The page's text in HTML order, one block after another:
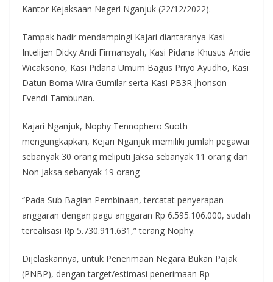
Kantor Kejaksaan Negeri Nganjuk (22/12/2022).
Tampak hadir mendampingi Kajari diantaranya Kasi
Intelijen Dicky Andi Firmansyah, Kasi Pidana Khusus Andie
Wicaksono, Kasi Pidana Umum Bagus Priyo Ayudho, Kasi
Datun Boma Wira Gumilar serta Kasi PB3R Jhonson
Evendi Tambunan.
Kajari Nganjuk, Nophy Tennophero Suoth
mengungkapkan, Kejari Nganjuk memiliki jumlah pegawai
sebanyak 30 orang meliputi Jaksa sebanyak 11 orang dan
Non Jaksa sebanyak 19 orang
“Pada Sub Bagian Pembinaan, tercatat penyerapan
anggaran dengan pagu anggaran Rp 6.595.106.000, sudah
terealisasi Rp 5.730.911.631,” terang Nophy.
Dijelaskannya, untuk Penerimaan Negara Bukan Pajak
(PNBP), dengan target/estimasi penerimaan Rp